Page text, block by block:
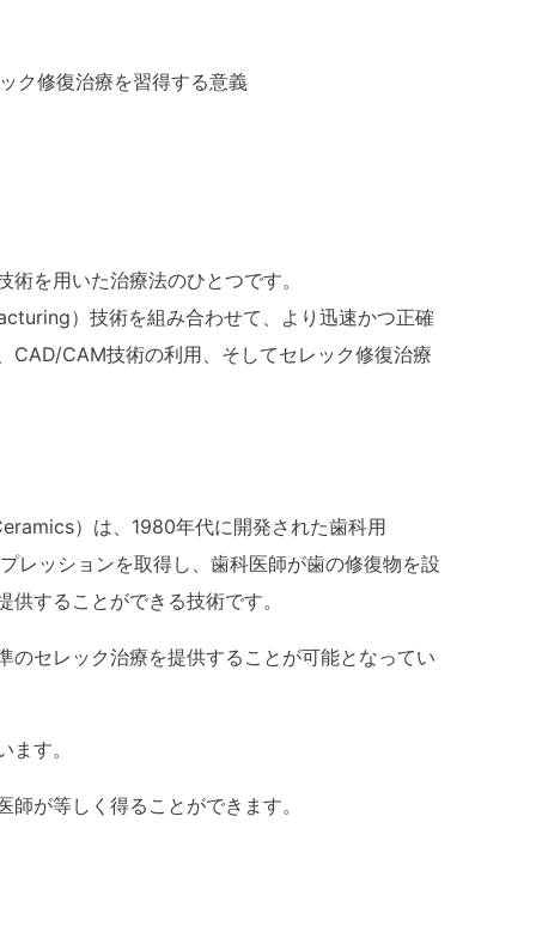
ク修復治療を習得する意義
を用いた治療法のひとつです。
）技術を組み合わせて、より迅速かつ正確
CAD/CAM技術の利用、そしてセレック修復治療
）は、1980年代に開発された歯科用
レッションを取得し、歯科医師が歯の修復物を設
することができる技術です。
セレック治療を提供することが可能となってい
す。
が等しく得ることができます。